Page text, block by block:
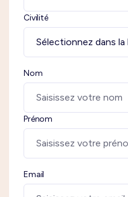
Civilité
Nom
Prénom
Email